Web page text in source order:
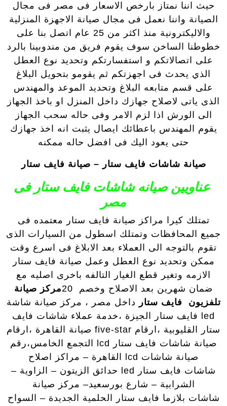
حيث اننا نمتاز بارخص الاسعار فى مصر فى مجال
الصيانة واننا نعمل فى مجال صيانة الاجهزة المنزلية
والاليكترونية منذ اكثر من 25 عام اتصل بنا على
خطوطنا الساخن سوف يقوم فريق من مندوبينا بالرد
على اتصالاتكم و استفسارتكم وتحديد نوع العطل
الذي يحدث فى اجهزتكم ثم يقومو بتحويل البلاغ
على قسم متابعه البلاغ وتحديد الموعد والمهندس
الذى ياتى لاصلاح جهازك داخل المنزل او باخذ الجهاز
الى الورش اذا لزم الامر وفى حاله سحب الجهاز
يقوم المهندس باعطائك ايصال يثبت انه اخذ جهازك
حتى يعود اليك فى افضل حاله ممكنه
صيانة شاشات فايف ستار – صيانة فايف ستار
عناويين صيانه شاشات فايف ستار فى
مصر
تمتلك كيرا مراكز صيانة فايف ستار معتمده فى
جميع المحافظات وتمتلك اسطول من السيارات الذى
تقوم بالتوجه الى العملاء بعد الابلاغ فى اسرع وقت
ممكن وتحديد نوع العطل وعمل صيانة فايف ستار
الازمه وتغير قطع الغيار التالفه باخرى اصليه مع
ضمان شهرين بعد الاصلاح وخصم 20
مركز صيانة
تلفزيون فايف ستار داخل مصر ، مركز صيانة شاشة
led فايف ستار الجيزة ،خدمة عملاء شاشات فايف
ستار القليوبية ،ارقام five-star صيانة القاهرة ،ارقام
صيانة شاشات فايف ستار lcd التجمع الخامس،رقم
صيانة شاشات lcd القاهرة – مراكز اصلاح
شاشات فايف ستار led حدائق الزيتون – الزاوية –
الشرابية – شارع بورسعيد– مركز صيانة
شاشات بلازما فايف ستار الحلمية الجديدة – السواح